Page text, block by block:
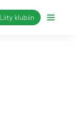
Liity klubiin